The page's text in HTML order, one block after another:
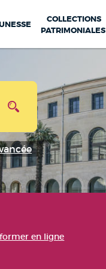
COLLECTIONS
PATRIMONIALES
en ligne